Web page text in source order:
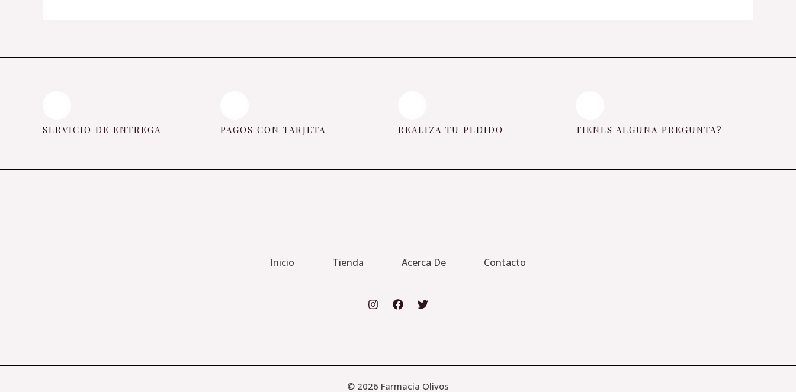
SERVICIO DE ENTREGA PAGOS CON TARJETA REALIZA TU PEDIDO TIENES ALGUNA PREGUNTA?
Inicio Tienda Acerca De Contacto
© 2026 Farmacia Olivos